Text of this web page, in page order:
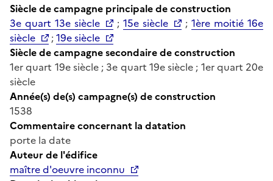
Siècle de campagne principale de construction
3e quart 13e siècle
; 15e siècle ; 1ère moitié 16e
siècle
;19e siècle
Siècle de campagne secondaire de construction
1er quart 19e siècle ; 3e quart 19e siècle ; 1er quart 20e
siècle
Année(s) de(s) campagne(s) de construction
1538
Commentaire concernant la datation
porte la date
Auteur de l'édifice
maître d'oeuvre inconnu